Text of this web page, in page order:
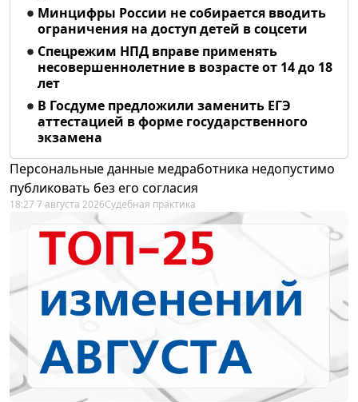
Минцифры России не собирается вводить
ограничения на доступ детей в соцсети
Спецрежим НПД вправе применять
несовершеннолетние в возрасте от 14 до 18
лет
В Госдуме предложили заменить ЕГЭ
аттестацией в форме государственного
экзамена
Персональные данные медработника недопустимо
публиковать без его согласия
18:27 7 августа 2026Судебная практика